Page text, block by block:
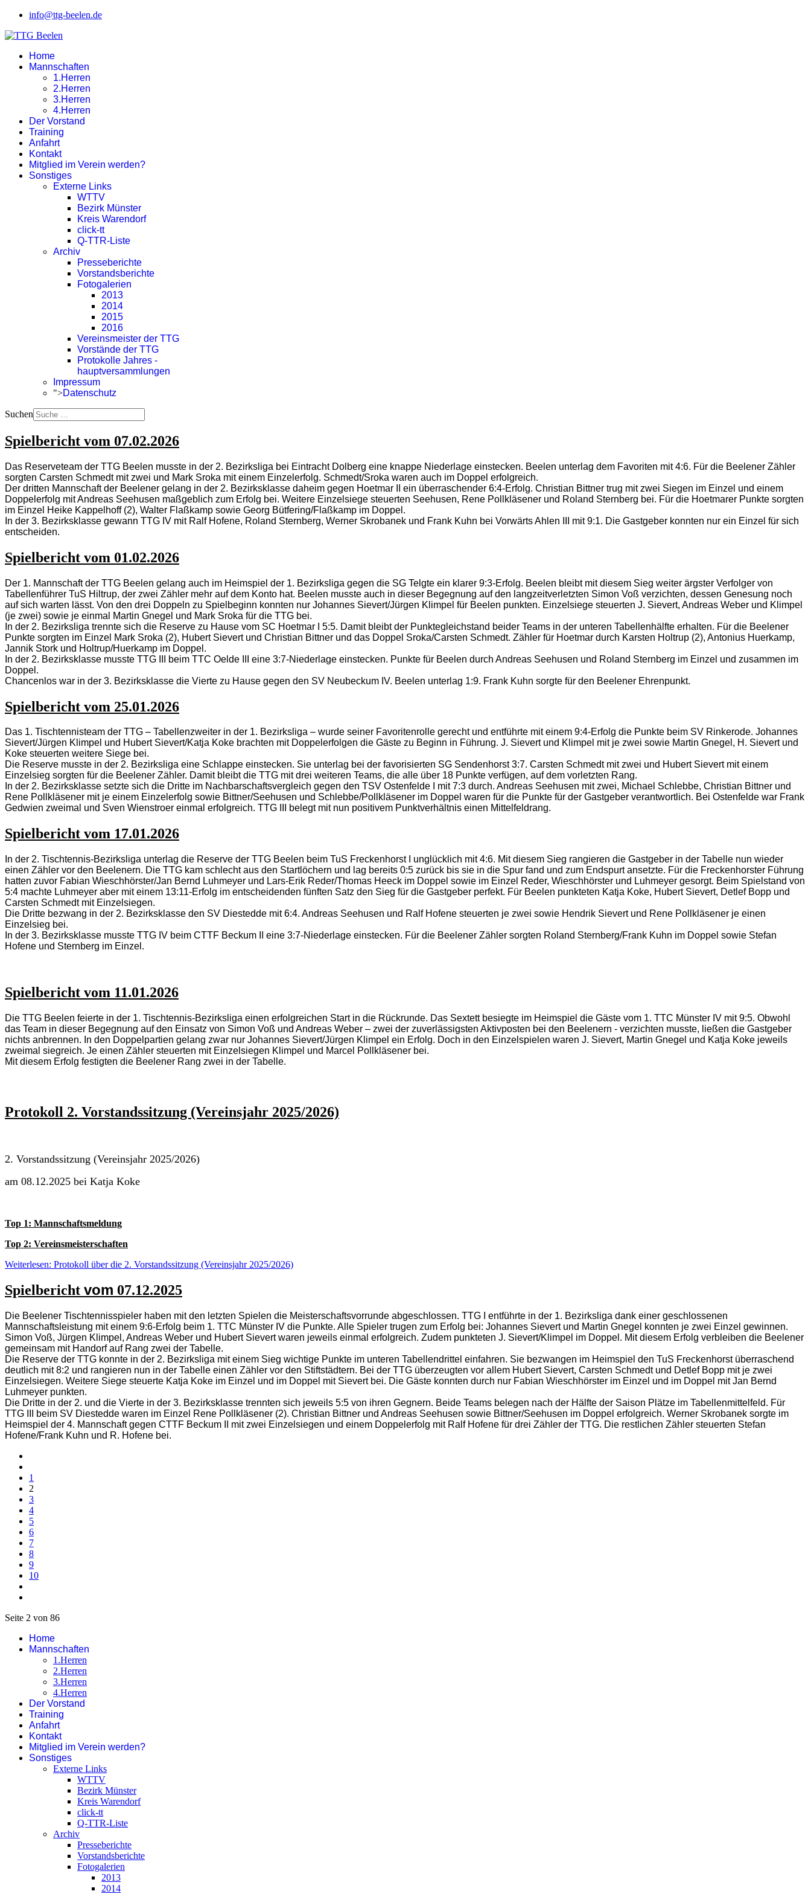
info@ttg-beelen.de
Home
Mannschaften
1.Herren
2.Herren
3.Herren
4.Herren
Der Vorstand
Training
Anfahrt
Kontakt
Mitglied im Verein werden?
Sonstiges
Externe Links
WTTV
Bezirk Münster
Kreis Warendorf
click-tt
Q-TTR-Liste
Archiv
Presseberichte
Vorstandsberichte
Fotogalerien
2013
2014
2015
2016
Vereinsmeister der TTG
Vorstände der TTG
Protokolle Jahres -
hauptversammlungen
Impressum
">Datenschutz
Suchen
Spielbericht vom 07.02.2026
Das Reserveteam der TTG Beelen musste in der 2. Bezirksliga bei Eintracht Dolberg eine knappe Niederlage einstecken. Beelen unterlag dem Favoriten mit 4:6. Für die Beelener Zähler
sorgten Carsten Schmedt mit zwei und Mark Sroka mit einem Einzelerfolg. Schmedt/Sroka waren auch im Doppel erfolgreich.
Der dritten Mannschaft der Beelener gelang in der 2. Bezirksklasse daheim gegen Hoetmar II ein überraschender 6:4-Erfolg. Christian Bittner trug mit zwei Siegen im Einzel und einem
Doppelerfolg mit Andreas Seehusen maßgeblich zum Erfolg bei. Weitere Einzelsiege steuerten Seehusen, Rene Pollkläsener und Roland Sternberg bei. Für die Hoetmarer Punkte sorgten
im Einzel Heike Kappelhoff (2), Walter Flaßkamp sowie Georg Bütfering/Flaßkamp im Doppel.
In der 3. Bezirksklasse gewann TTG IV mit Ralf Hofene, Roland Sternberg, Werner Skrobanek und Frank Kuhn bei Vorwärts Ahlen III mit 9:1. Die Gastgeber konnten nur ein Einzel für sich
entscheiden.
Spielbericht vom 01.02.2026
Der 1. Mannschaft der TTG Beelen gelang auch im Heimspiel der 1. Bezirksliga gegen die SG Telgte ein klarer 9:3-Erfolg. Beelen bleibt mit diesem Sieg weiter ärgster Verfolger von
Tabellenführer TuS Hiltrup, der zwei Zähler mehr auf dem Konto hat. Beelen musste auch in dieser Begegnung auf den langzeitverletzten Simon Voß verzichten, dessen Genesung noch
auf sich warten lässt. Von den drei Doppeln zu Spielbeginn konnten nur Johannes Sievert/Jürgen Klimpel für Beelen punkten. Einzelsiege steuerten J. Sievert, Andreas Weber und Klimpel
(je zwei) sowie je einmal Martin Gnegel und Mark Sroka für die TTG bei.
In der 2. Bezirksliga trennte sich die Reserve zu Hause vom SC Hoetmar I 5:5. Damit bleibt der Punktegleichstand beider Teams in der unteren Tabellenhälfte erhalten. Für die Beelener
Punkte sorgten im Einzel Mark Sroka (2), Hubert Sievert und Christian Bittner und das Doppel Sroka/Carsten Schmedt. Zähler für Hoetmar durch Karsten Holtrup (2), Antonius Huerkamp,
Jannik Stork und Holtrup/Huerkamp im Doppel.
In der 2. Bezirksklasse musste TTG III beim TTC Oelde III eine 3:7-Niederlage einstecken. Punkte für Beelen durch Andreas Seehusen und Roland Sternberg im Einzel und zusammen im
Doppel.
Chancenlos war in der 3. Bezirksklasse die Vierte zu Hause gegen den SV Neubeckum IV. Beelen unterlag 1:9. Frank Kuhn sorgte für den Beelener Ehrenpunkt.
Spielbericht vom 25.01.2026
Das 1. Tischtennisteam der TTG – Tabellenzweiter in der 1. Bezirksliga – wurde seiner Favoritenrolle gerecht und entführte mit einem 9:4-Erfolg die Punkte beim SV Rinkerode. Johannes
Sievert/Jürgen Klimpel und Hubert Sievert/Katja Koke brachten mit Doppelerfolgen die Gäste zu Beginn in Führung. J. Sievert und Klimpel mit je zwei sowie Martin Gnegel, H. Sievert und
Koke steuerten weitere Siege bei.
Die Reserve musste in der 2. Bezirksliga eine Schlappe einstecken. Sie unterlag bei der favorisierten SG Sendenhorst 3:7. Carsten Schmedt mit zwei und Hubert Sievert mit einem
Einzelsieg sorgten für die Beelener Zähler. Damit bleibt die TTG mit drei weiteren Teams, die alle über 18 Punkte verfügen, auf dem vorletzten Rang.
In der 2. Bezirksklasse setzte sich die Dritte im Nachbarschaftsvergleich gegen den TSV Ostenfelde I mit 7:3 durch. Andreas Seehusen mit zwei, Michael Schlebbe, Christian Bittner und
Rene Pollkläsener mit je einem Einzelerfolg sowie Bittner/Seehusen und Schlebbe/Pollkläsener im Doppel waren für die Punkte für der Gastgeber verantwortlich. Bei Ostenfelde war Frank
Gedwien zweimal und Sven Wienstroer einmal erfolgreich. TTG III belegt mit nun positivem Punktverhältnis einen Mittelfeldrang.
Spielbericht vom 17.01.2026
In der 2. Tischtennis-Bezirksliga unterlag die Reserve der TTG Beelen beim TuS Freckenhorst I unglücklich mit 4:6. Mit diesem Sieg rangieren die Gastgeber in der Tabelle nun wieder
einen Zähler vor den Beelenern. Die TTG kam schlecht aus den Startlöchern und lag bereits 0:5 zurück bis sie in die Spur fand und zum Endspurt ansetzte. Für die Freckenhorster Führung
hatten zuvor Fabian Wieschhörster/Jan Bernd Luhmeyer und Lars-Erik Reder/Thomas Heeck im Doppel sowie im Einzel Reder, Wieschhörster und Luhmeyer gesorgt. Beim Spielstand von
5:4 machte Luhmeyer aber mit einem 13:11-Erfolg im entscheidenden fünften Satz den Sieg für die Gastgeber perfekt. Für Beelen punkteten Katja Koke, Hubert Sievert, Detlef Bopp und
Carsten Schmedt mit Einzelsiegen.
Die Dritte bezwang in der 2. Bezirksklasse den SV Diestedde mit 6:4. Andreas Seehusen und Ralf Hofene steuerten je zwei sowie Hendrik Sievert und Rene Pollkläsener je einen
Einzelsieg bei.
In der 3. Bezirksklasse musste TTG IV beim CTTF Beckum II eine 3:7-Niederlage einstecken. Für die Beelener Zähler sorgten Roland Sternberg/Frank Kuhn im Doppel sowie Stefan
Hofene und Sternberg im Einzel.
Spielbericht vom 11.01.2026
Die TTG Beelen feierte in der 1. Tischtennis-Bezirksliga einen erfolgreichen Start in die Rückrunde. Das Sextett besiegte im Heimspiel die Gäste vom 1. TTC Münster IV mit 9:5. Obwohl
das Team in dieser Begegnung auf den Einsatz von Simon Voß und Andreas Weber – zwei der zuverlässigsten Aktivposten bei den Beelenern - verzichten musste, ließen die Gastgeber
nichts anbrennen. In den Doppelpartien gelang zwar nur Johannes Sievert/Jürgen Klimpel ein Erfolg. Doch in den Einzelspielen waren J. Sievert, Martin Gnegel und Katja Koke jeweils
zweimal siegreich. Je einen Zähler steuerten mit Einzelsiegen Klimpel und Marcel Pollkläsener bei.
Mit diesem Erfolg festigten die Beelener Rang zwei in der Tabelle.
Protokoll 2. Vorstandssitzung (Vereinsjahr 2025/2026)
2. Vorstandssitzung (Vereinsjahr 2025/2026)
am 08.12.2025 bei Katja Koke
Top 1: Mannschaftsmeldung
Top 2: Vereinsmeisterschaften
Weiterlesen: Protokoll über die 2. Vorstandssitzung (Vereinsjahr 2025/2026)
Spielbericht vom 07.12.2025
Die Beelener Tischtennisspieler haben mit den letzten Spielen die Meisterschaftsvorrunde abgeschlossen. TTG I entführte in der 1. Bezirksliga dank einer geschlossenen
Mannschaftsleistung mit einem 9:6-Erfolg beim 1. TTC Münster IV die Punkte. Alle Spieler trugen zum Erfolg bei: Johannes Sievert und Martin Gnegel konnten je zwei Einzel gewinnen.
Simon Voß, Jürgen Klimpel, Andreas Weber und Hubert Sievert waren jeweils einmal erfolgreich. Zudem punkteten J. Sievert/Klimpel im Doppel. Mit diesem Erfolg verbleiben die Beelener
gemeinsam mit Handorf auf Rang zwei der Tabelle.
Die Reserve der TTG konnte in der 2. Bezirksliga mit einem Sieg wichtige Punkte im unteren Tabellendrittel einfahren. Sie bezwangen im Heimspiel den TuS Freckenhorst überraschend
deutlich mit 8:2 und rangieren nun in der Tabelle einen Zähler vor den Stiftstädtern. Bei der TTG überzeugten vor allem Hubert Sievert, Carsten Schmedt und Detlef Bopp mit je zwei
Einzelsiegen. Weitere Siege steuerte Katja Koke im Einzel und im Doppel mit Sievert bei. Die Gäste konnten durch nur Fabian Wieschhörster im Einzel und im Doppel mit Jan Bernd
Luhmeyer punkten.
Die Dritte in der 2. und die Vierte in der 3. Bezirksklasse trennten sich jeweils 5:5 von ihren Gegnern. Beide Teams belegen nach der Hälfte der Saison Plätze im Tabellenmittelfeld. Für
TTG III beim SV Diestedde waren im Einzel Rene Pollkläsener (2). Christian Bittner und Andreas Seehusen sowie Bittner/Seehusen im Doppel erfolgreich. Werner Skrobanek sorgte im
Heimspiel der 4. Mannschaft gegen CTTF Beckum II mit zwei Einzelsiegen und einem Doppelerfolg mit Ralf Hofene für drei Zähler der TTG. Die restlichen Zähler steuerten Stefan
Hofene/Frank Kuhn und R. Hofene bei.
1
2
3
4
5
6
7
8
9
10
Seite 2 von 86
Home
Mannschaften
1.Herren
2.Herren
3.Herren
4.Herren
Der Vorstand
Training
Anfahrt
Kontakt
Mitglied im Verein werden?
Sonstiges
Externe Links
WTTV
Bezirk Münster
Kreis Warendorf
click-tt
Q-TTR-Liste
Archiv
Presseberichte
Vorstandsberichte
Fotogalerien
2013
2014